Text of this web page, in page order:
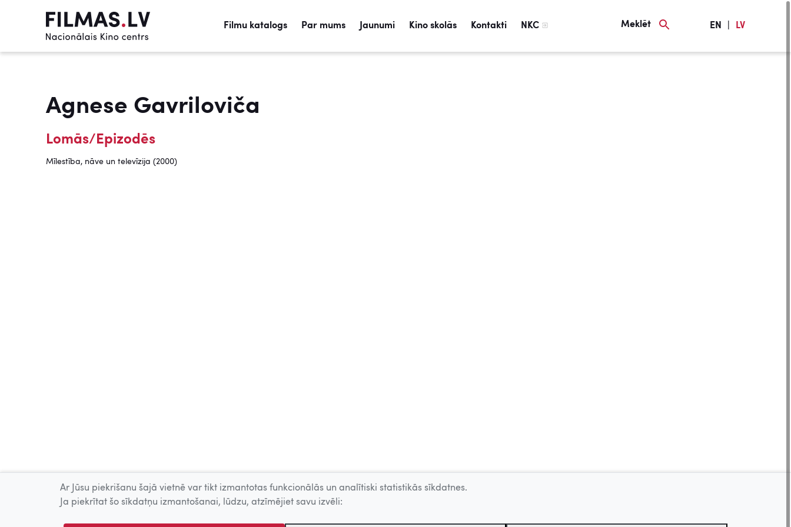
Filmu katalogs Par mums Jaunumi Kino skolās Kontakti NKC Meklēt EN LV
Agnese Gavriloviča
Lomās/Epizodēs
Mīlestība, nāve un televīzija (2000)
Ar Jūsu piekrišanu šajā vietnē var tikt izmantotas funkcionālās un analītiski statistikās sīkdatnes.
Ja piekrītat šo sīkdatņu izmantošanai, lūdzu, atzīmējiet savu izvēli: